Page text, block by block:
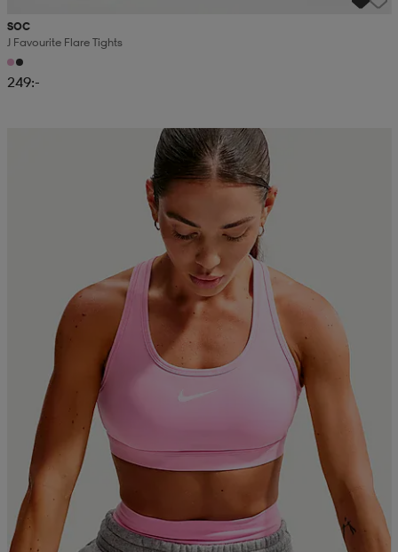
SOC
J Favourite Flare Tights
249:-